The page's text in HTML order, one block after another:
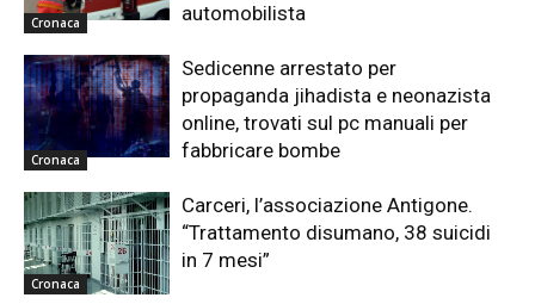
Cronaca
automobilista
Cronaca
Sedicenne arrestato per
propaganda jihadista e neonazista
online, trovati sul pc manuali per
fabbricare bombe
Cronaca
Carceri, l’associazione Antigone.
“Trattamento disumano, 38 suicidi
in 7 mesi”